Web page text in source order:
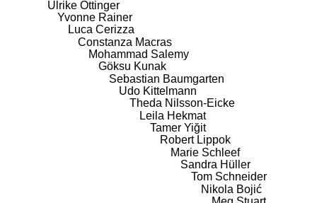
Ulrike Ottinger
Yvonne Rainer
Luca Cerizza
Constanza Macras
Mohammad Salemy
Göksu Kunak
Sebastian Baumgarten
Udo Kittelmann
Theda Nilsson-Eicke
Leila Hekmat
Tamer Yiğit
Robert Lippok
Marie Schleef
Sandra Hüller
Tom Schneider
Nikola Bojić